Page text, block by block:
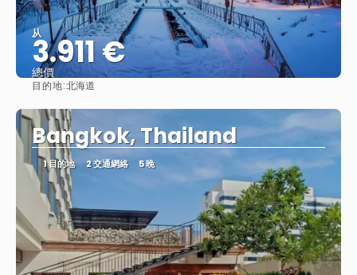
从
3.911 €
總價
目的地:北海道
Bangkok, Thailand
1 目的地 2 交通網絡 5 晚